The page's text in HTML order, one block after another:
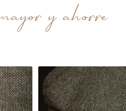
y ahorre